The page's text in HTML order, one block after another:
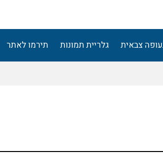
צבאית גלריית תמונות תירמו לאתר